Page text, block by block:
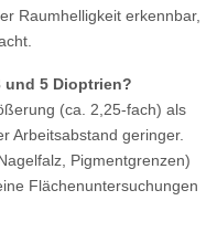
Raumhelligkeit erkennbar,
und 5 Dioptrien?
(ca. 2,25-fach) als
Arbeitsabstand geringer.
Pigmentgrenzen)
Flächenuntersuchungen